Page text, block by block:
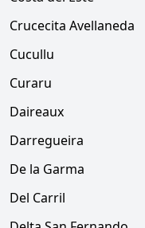
Crucecita Avellaneda
Cucullu
Curaru
Daireaux
Darregueira
De la Garma
Del Carril